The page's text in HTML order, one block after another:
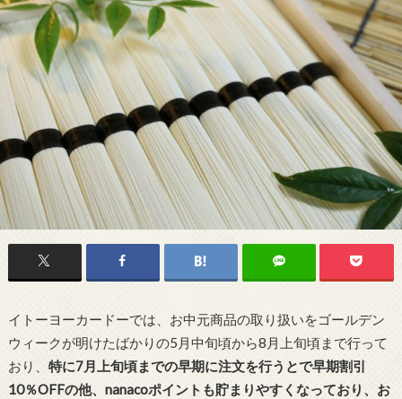
イトーヨーカードーでは、お中元商品の取り扱いをゴールデン
ウィークが明けたばかりの5月中旬頃から8月上旬頃まで行って
おり、 特に7月上旬頃までの早期に注文を行うとで早期割引
10％OFFの他、nanacoポイントも貯まりやすくなっており、お